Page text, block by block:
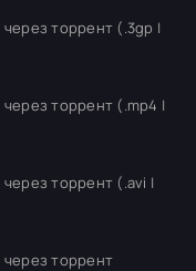
через торрент (.3gp |
через торрент (.mp4 |
через торрент (.avi |
через торрент